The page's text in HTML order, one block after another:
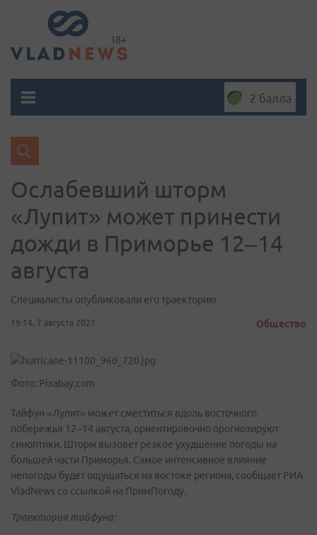
2 балла
Ослабевший шторм
«Лупит» может принести
дожди в Приморье 12–14
августа
Специалисты опубликовали его траекторию
19:14, 7 августа 2021 Общество
Фото: Pixabay.com
Тайфун «Лупит» может сместиться вдоль восточного
побережья 12–14 августа, ориентировочно прогнозируют
синоптики. Шторм вызовет резкое ухудшение погоды на
большей части Приморья. Самое интенсивное влияние
непогоды будет ощущаться на востоке региона, сообщает РИА
VladNews со ссылкой на ПримПогоду.
Траектория тайфуна: